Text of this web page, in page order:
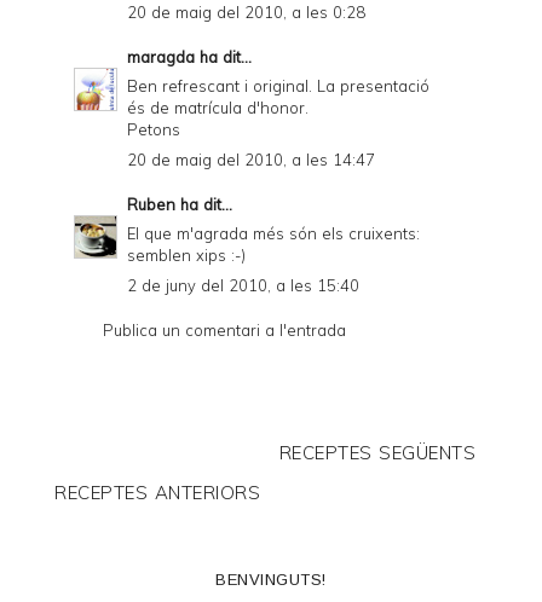
20 de maig del 2010, a les 0:28
maragda ha dit...
Ben refrescant i original. La presentació
és de matrícula d'honor.
Petons
20 de maig del 2010, a les 14:47
Ruben ha dit...
El que m'agrada més són els cruixents:
semblen xips :-)
2 de juny del 2010, a les 15:40
Publica un comentari a l'entrada
RECEPTES SEGÜENTS
RECEPTES ANTERIORS
BENVINGUTS!